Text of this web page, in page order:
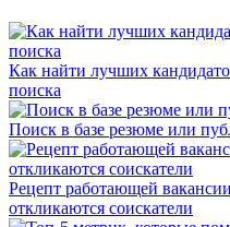
Как найти лучших
поиска
Поиск в базе резюме или
Рецепт работающей
откликаются соискатели